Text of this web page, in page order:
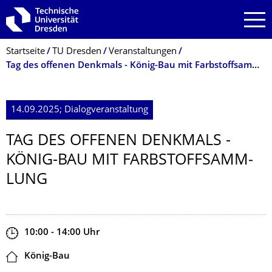
Zur Hauptnavigation springen
Zur Suche springen
Zum Inhalt springen
Breadcrumb-Menü
Startseite TU Dresden
Veranstaltungen
Tag des offenen Denkmals - König-Bau mit Farbstoffsammlung
14.09.2025; Dialogveranstaltung
TAG DES OFFENEN DENKMALS -
KÖNIG-BAU MIT FARBSTOFFSAMM­
LUNG
Zeit
10:00 - 14:00 Uhr
Ort
König-Bau